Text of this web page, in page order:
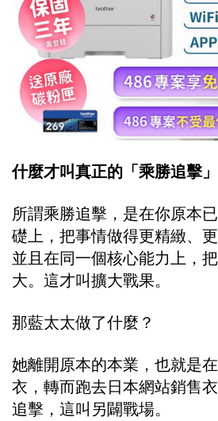
什麼才叫真正的「乘勝追擊
所謂乘勝追擊，是在你原本
礎上，把事情做得更精緻、
並且在同一個核心能力上，
大。這才叫擴大戰果。
那藍太太做了什麼？
她離開原本的本業，也就是
衣，轉而跑去日本網站銷售
追擊，這叫另闢戰場。